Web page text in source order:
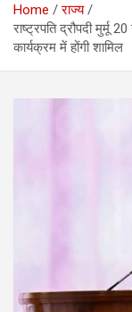
Home
राज्य
राष्ट्रपति द्रौपदी मुर्मू
कार्यक्रम में होंगी शामिल